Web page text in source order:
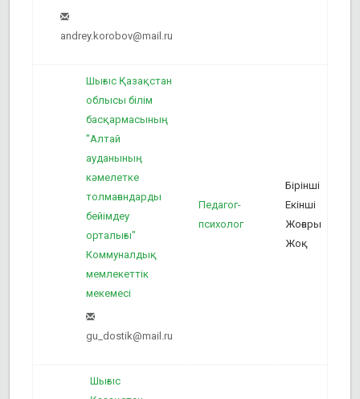
andrey.korobov@mail.ru
Шығыс Қазақстан
облысы білім
басқармасының
"Алтай
ауданының
кәмелетке
толмағандарды
бейімдеу
орталығы"
Коммуналдық
мемлекеттік
мекемесі
gu_dostik@mail.ru
Педагог-
психолог
Бірінші
Екінші
Жоғары
Жоқ
Шығыс